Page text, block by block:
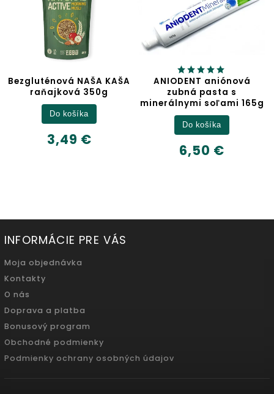
ANIODENT aniónová
zubná pasta s
minerálnymi soľami 165g
Do košíka
Jablčný ocot
6,32 €
INFORMÁCIE PRE VÁS
Moja objednávka
Kontakty
O nás
Doprava a platba
Bonusový program
Obchodné podmienky
Podmienky ochrany osobných údajov